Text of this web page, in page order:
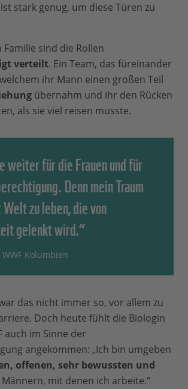
stark genug, um diese Türen zu
sind die Rollen
verteilt. Ein Team, das füreinander
ihr Mann einen großen Teil
übernahm und ihr den Rücken
als sie viel reisen musste.
weiter für die Frauen und für
Denn mein Traum
zu leben, die von
gelenkt wird.“
Kolumbien
das nicht immer so, vor allem zu
Doch heute fühlt die Biologin
auch im Sinne der
angekommen: „Ich bin umgeben
offenen, sehr bewussten und
Männern, mit denen ich arbeite.“